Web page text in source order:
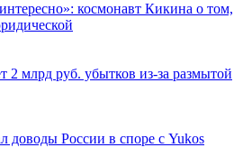
космонавт Кикина о том,
2 млрд руб. убытков из-за размытой
России в споре с Yukos